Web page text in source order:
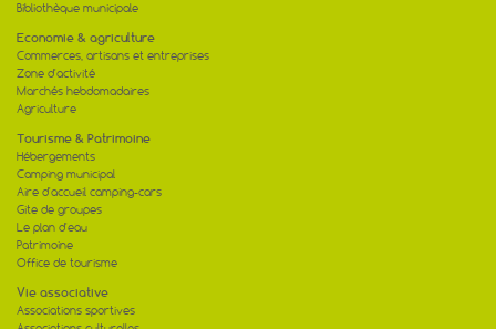
Bibliothèque municipale
Economie & agriculture
Commerces, artisans et entreprises
Zone d'activité
Marchés hebdomadaires
Agriculture
Tourisme & Patrimoine
Hébergements
Camping municipal
Aire d'accueil camping-cars
Gite de groupes
Le plan d'eau
Patrimoine
Office de tourisme
Vie associative
Associations sportives